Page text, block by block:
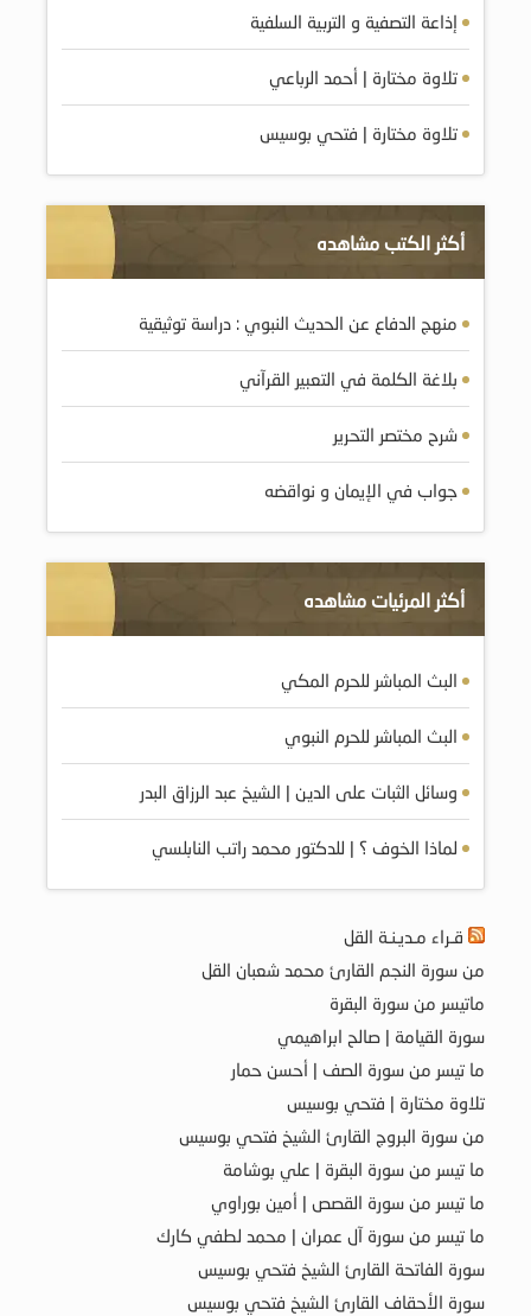
إذاعة التصفية و التربية السلفية
تلاوة مختارة | أحمد الرباعي
تلاوة مختارة | فتحي بوسيس
أكثر الكتب مشاهده
منهج الدفاع عن الحديث النبوي : دراسة توثيقية
بلاغة الكلمة في التعبير القرآني
شرح مختصر التحرير
جواب في الإيمان و نواقضه
أكثر المرئيات مشاهده
البث المباشر للحرم المكي
البث المباشر للحرم النبوي
وسائل الثبات على الدين | الشيخ عبد الرزاق البدر
لماذا الخوف ؟ | للدكتور محمد راتب النابلسي
قـراء مـديـنـة القل
من سورة النجم القارئ محمد شعبان القل
ماتيسر من سورة البقرة
سورة القيامة | صالح ابراهيمي
ما تيسر من سورة الصف | أحسن حمار
تلاوة مختارة | فتحي بوسيس
من سورة البروج القارئ الشيخ فتحي بوسيس
ما تيسر من سورة البقرة | علي بوشامة
ما تيسر من سورة القصص | أمين بوراوي
ما تيسر من سورة آل عمران | محمد لطفي كارك
سورة الفاتحة القارئ الشيخ فتحي بوسيس
سورة الأحقاف القارئ الشيخ فتحي بوسيس